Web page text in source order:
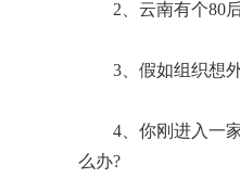
2、云南有个80
3、假如组织想
4、你刚进入一
么办?